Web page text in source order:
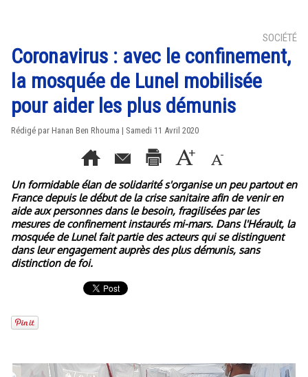
SOCIÉTÉ
Coronavirus : avec le confinement,
la mosquée de Lunel mobilisée
pour aider les plus démunis
Rédigé par Hanan Ben Rhouma | Samedi 11 Avril 2020
Un formidable élan de solidarité s'organise un peu partout en
France depuis le début de la crise sanitaire afin de venir en
aide aux personnes dans le besoin, fragilisées par les
mesures de confinement instaurés mi-mars. Dans l'Hérault, la
mosquée de Lunel fait partie des acteurs qui se distinguent
dans leur engagement auprès des plus démunis, sans
distinction de foi.